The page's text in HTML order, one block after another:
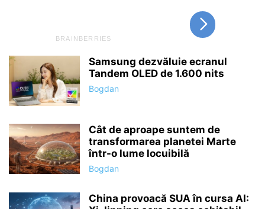
Samsung dezvăluie ecranul
Tandem OLED de 1.600 nits
Bogdan
Cât de aproape suntem de
transformarea planetei Marte
într-o lume locuibilă
Bogdan
China provoacă SUA în cursa AI: